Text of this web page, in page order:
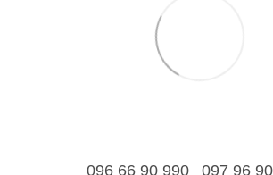
096 66 90 990 097 96